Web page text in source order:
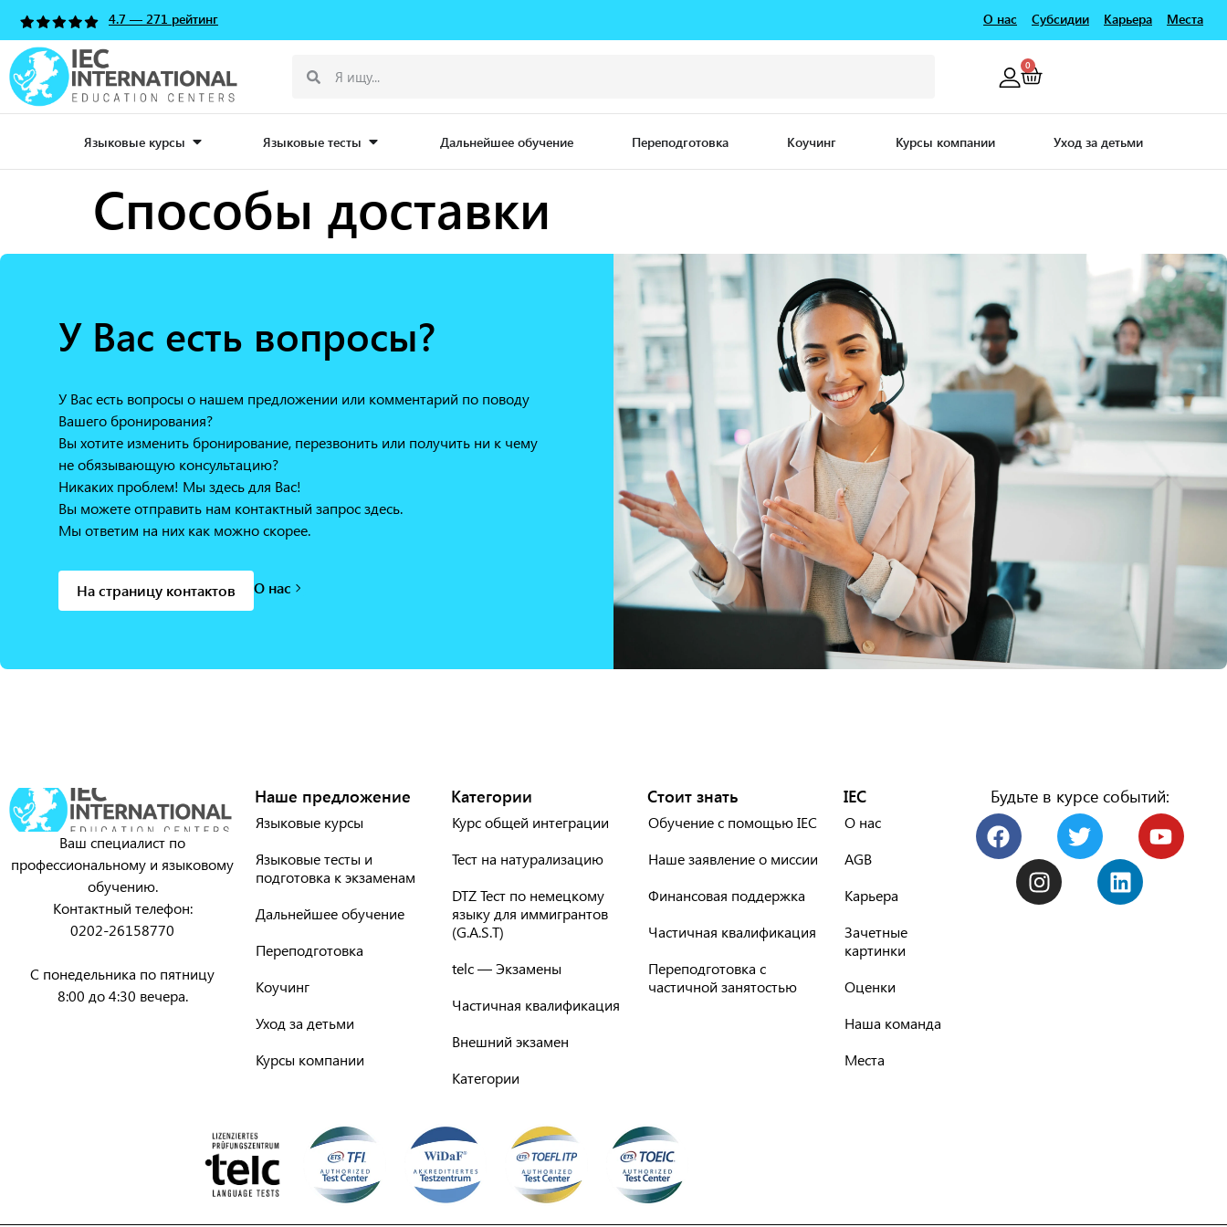
4.7 — 271 рейтинг О нас Субсидии Карьера Места
0
Языковые курсы Языковые тесты Дальнейшее обучение Переподготовка Коучинг Курсы компании Уход за детьми
Способы доставки
У Вас есть вопросы?
У Вас есть вопросы о нашем предложении или комментарий по поводу
Вашего бронирования?
Вы хотите изменить бронирование, перезвонить или получить ни к чему
не обязывающую консультацию?
Никаких проблем! Мы здесь для Вас!
Вы можете отправить нам контактный запрос здесь.
Мы ответим на них как можно скорее.
На страницу контактов О нас
Ваш специалист по
профессиональному и языковому
обучению.
Контактный телефон:
0202-26158770
С понедельника по пятницу
8:00 до 4:30 вечера.
Наше предложение
Языковые курсы
Языковые тесты и
подготовка к экзаменам
Дальнейшее обучение
Переподготовка
Коучинг
Уход за детьми
Курсы компании
Категории
Курс общей интеграции
Тест на натурализацию
DTZ Тест по немецкому
языку для иммигрантов
(G.A.S.T)
telc — Экзамены
Частичная квалификация
Внешний экзамен
Категории
Стоит знать
Обучение с помощью IEC
Наше заявление о миссии
Финансовая поддержка
Частичная квалификация
Переподготовка с
частичной занятостью
IEC
О нас
AGB
Карьера
Зачетные
картинки
Оценки
Наша команда
Места
Будьте в курсе событий: